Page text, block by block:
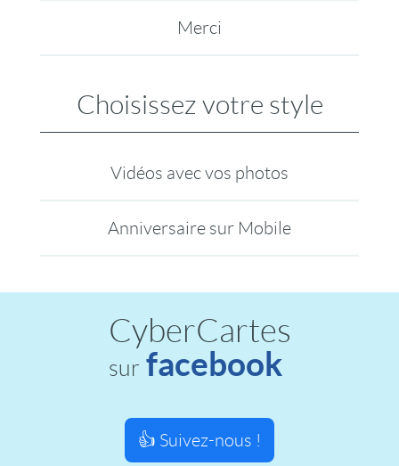
Merci
Choisissez votre style
Vidéos avec vos photos
Anniversaire sur Mobile
CyberCartes
sur facebook
👍 Suivez-nous !